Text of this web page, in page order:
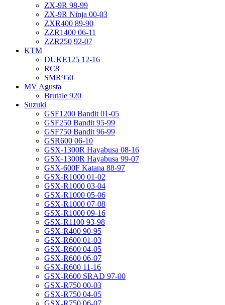
ZX-9R 98-99
ZX-9R Ninja 00-03
ZXR400 89-90
ZZR1400 06-11
ZZR250 92-07
KTM
DUKE125 12-16
RC8
SMR950
MV Agusta
Brutale 920
Suzuki
GSF1200 Bandit 01-05
GSF250 Bandit 95-99
GSF750 Bandit 96-99
GSR600 06-10
GSX-1300R Hayabusa 08-16
GSX-1300R Hayabusa 99-07
GSX-600F Katana 88-97
GSX-R1000 01-02
GSX-R1000 03-04
GSX-R1000 05-06
GSX-R1000 07-08
GSX-R1000 09-16
GSX-R1100 93-98
GSX-R400 90-95
GSX-R600 01-03
GSX-R600 04-05
GSX-R600 06-07
GSX-R600 11-16
GSX-R600 SRAD 97-00
GSX-R750 00-03
GSX-R750 04-05